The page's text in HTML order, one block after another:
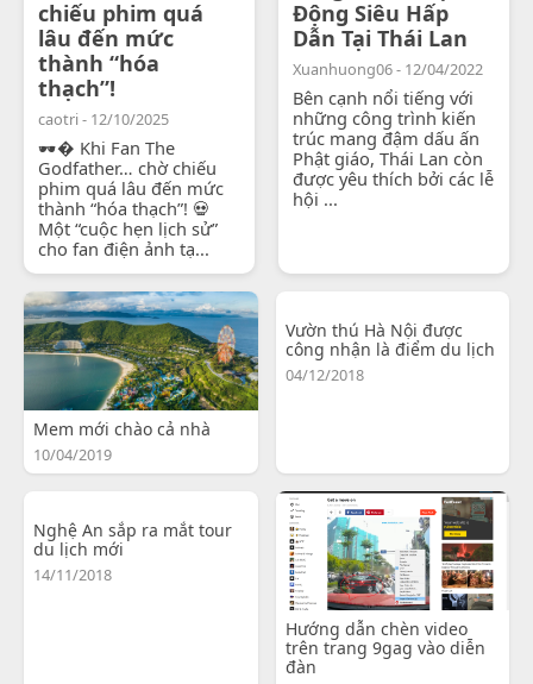
chiếu phim quá
lâu đến mức
thành “hóa
thạch”!
caotri - 12/10/2025
🕶� Khi Fan The
Godfather… chờ chiếu
phim quá lâu đến mức
thành “hóa thạch”! 💀
Một “cuộc hẹn lịch sử”
cho fan điện ảnh tạ...
Động Siêu Hấp
Dẫn Tại Thái Lan
Xuanhuong06 - 12/04/2022
Bên cạnh nổi tiếng với
những công trình kiến
trúc mang đậm dấu ấn
Phật giáo, Thái Lan còn
được yêu thích bởi các lễ
hội ...
Mem mới chào cả nhà
10/04/2019
Vườn thú Hà Nội được
công nhận là điểm du lịch
04/12/2018
Nghệ An sắp ra mắt tour
du lịch mới
14/11/2018
Hướng dẫn chèn video
trên trang 9gag vào diễn
đàn